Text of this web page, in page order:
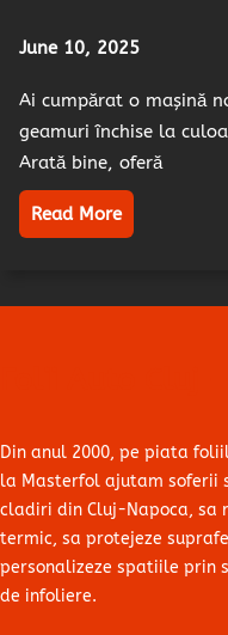
June 10, 2025
Ai cumpărat o mașină
geamuri închise la
Arată bine, oferă
Read More
Din anul 2000, pe piata
la Masterfol ajutam soferii
cladiri din Cluj-Napoca, sa
termic, sa protejeze
personalizeze spatiile prin
de infoliere.